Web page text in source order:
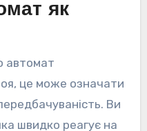
як
автомат
це може означати
Ви
швидко реагує на